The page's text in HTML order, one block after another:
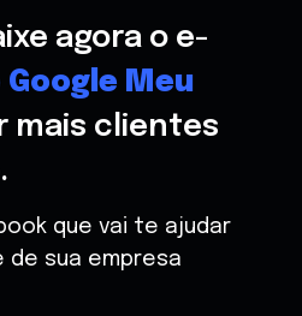
agora o e-
Meu
mais clientes
que vai te ajudar
de sua empresa